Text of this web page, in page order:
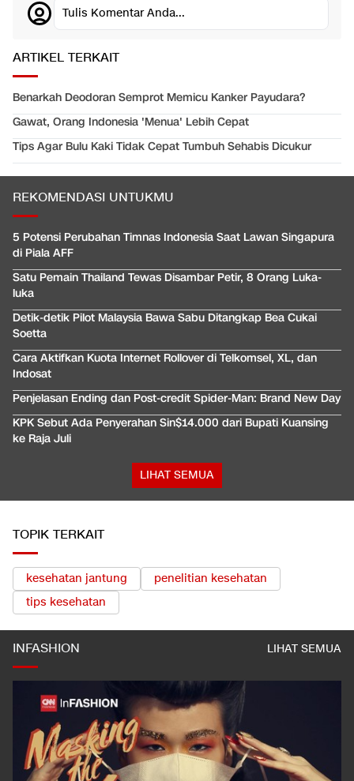
Tulis Komentar Anda...
ARTIKEL TERKAIT
Benarkah Deodoran Semprot Memicu Kanker Payudara?
Gawat, Orang Indonesia 'Menua' Lebih Cepat
Tips Agar Bulu Kaki Tidak Cepat Tumbuh Sehabis Dicukur
REKOMENDASI UNTUKMU
5 Potensi Perubahan Timnas Indonesia Saat Lawan Singapura
di Piala AFF
Satu Pemain Thailand Tewas Disambar Petir, 8 Orang Luka-
luka
Detik-detik Pilot Malaysia Bawa Sabu Ditangkap Bea Cukai
Soetta
Cara Aktifkan Kuota Internet Rollover di Telkomsel, XL, dan
Indosat
Penjelasan Ending dan Post-credit Spider-Man: Brand New Day
KPK Sebut Ada Penyerahan Sin$14.000 dari Bupati Kuansing
ke Raja Juli
LIHAT SEMUA
TOPIK TERKAIT
kesehatan jantung
penelitian kesehatan
tips kesehatan
INFASHION LIHAT SEMUA